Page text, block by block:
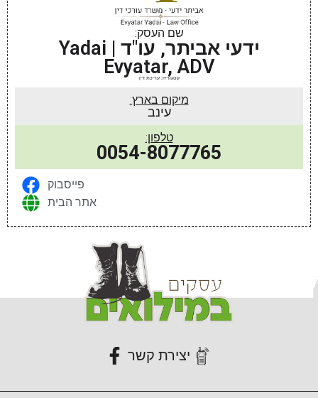
שם העסק:
ידעי אביתר, עו"ד | Yadai
Evyatar, ADV
קטגוריה: עריכת דין
מיקום בארץ:
עינב
טלפון:
0054-8077765
פייסבוק
אתר הבית
יצירת קשר